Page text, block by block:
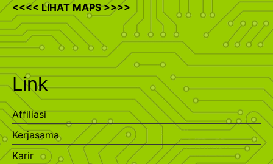
<<<< LIHAT MAPS >>>>
Link
Affiliasi
Kerjasama
Karir